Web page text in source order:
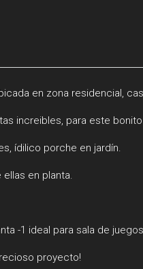
en zona residencial,
increibles, para este
ídilico porche en jardín.
en planta.
-1 ideal para sala de
proyecto!